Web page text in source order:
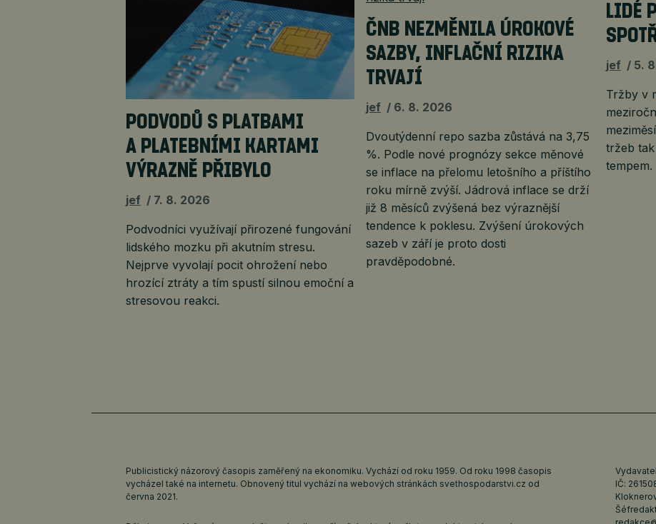
PODVODŮ S PLATBAMI
A PLATEBNÍMI KARTAMI
VÝRAZNĚ PŘIBYLO
jef 7. 8. 2026
Podvodníci využívají přirozené fungování
lidského mozku při akutním stresu.
Nejprve vyvolají pocit ohrožení nebo
hrozící ztráty a tím spustí silnou emoční a
stresovou reakci.
ČNB NEZMĚNILA ÚROKOVÉ
SAZBY, INFLAČNÍ RIZIKA
TRVAJÍ
jef 6. 8. 2026
Dvoutýdenní repo sazba zůstává na 3,75
%. Podle nové prognózy sekce měnové
se inflace na přelomu letošního a příštího
roku mírně zvýší. Jádrová inflace se drží
již 8 měsíců zvýšená bez výraznější
tendence k poklesu. Zvýšení úrokových
sazeb v září je proto dosti
pravděpodobné.
LIDÉ
jef 5.
Tržby v
tržeb
tempem.
Publicistický názorový časopis zaměřený na ekonomiku. Vychází od roku 1959. Od roku 1998 časopis
vycházel také na internetu. Obnovený titul vychází na webových stránkách svethospodarstvi.cz od
června 2021.
IČ: